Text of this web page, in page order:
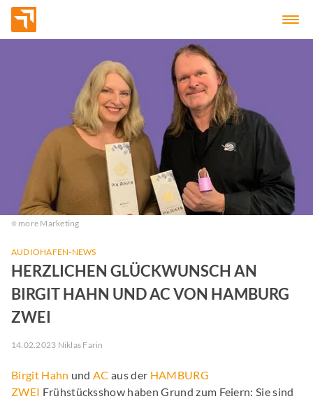
more Marketing
AUDIOHAFEN-NEWS
HERZLICHEN GLÜCKWUNSCH AN
BIRGIT HAHN UND AC VON HAMBURG
ZWEI
14.02.2023 Niklas Farin
Birgit Hahn undAC aus der HAMBURG
ZWEI Frühstücksshow haben Grund zum Feiern: Sie sind